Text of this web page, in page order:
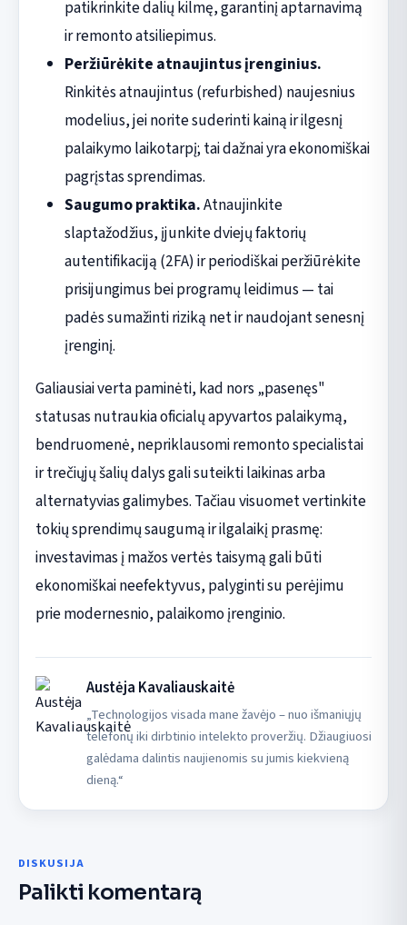
patikrinkite dalių kilmę, garantinį aptarnavimą
ir remonto atsiliepimus.
Peržiūrėkite atnaujintus įrenginius.
Rinkitės atnaujintus (refurbished) naujesnius
modelius, jei norite suderinti kainą ir ilgesnį
palaikymo laikotarpį; tai dažnai yra ekonomiškai
pagrįstas sprendimas.
Saugumo praktika.Atnaujinkite
slaptažodžius, įjunkite dviejų faktorių
autentifikaciją (2FA) ir periodiškai peržiūrėkite
prisijungimus bei programų leidimus — tai
padės sumažinti riziką net ir naudojant senesnį
įrenginį.
Galiausiai verta paminėti, kad nors „pasenęs"
statusas nutraukia oficialų apyvartos palaikymą,
bendruomenė, nepriklausomi remonto specialistai
ir trečiųjų šalių dalys gali suteikti laikinas arba
alternatyvias galimybes. Tačiau visuomet vertinkite
tokių sprendimų saugumą ir ilgalaikį prasmę:
investavimas į mažos vertės taisymą gali būti
ekonomiškai neefektyvus, palyginti su perėjimu
prie modernesnio, palaikomo įrenginio.
Austėja Kavaliauskaitė
„Technologijos visada mane žavėjo – nuo išmaniųjų
telefonų iki dirbtinio intelekto proveržių. Džiaugiuosi
galėdama dalintis naujienomis su jumis kiekvieną
dieną.“
DISKUSIJA
Palikti komentarą